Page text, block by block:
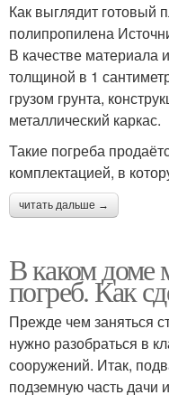
Как выглядит готовый
полипропилена
В качестве материала
толщиной в 1
грузом грунта,
металлический каркас.
Такие погреба
комплектацией, в
читать дальше →
В каком доме
погреб. Как
Прежде чем заняться
нужно разобраться в
сооружений. Итак,
подземную часть дачи